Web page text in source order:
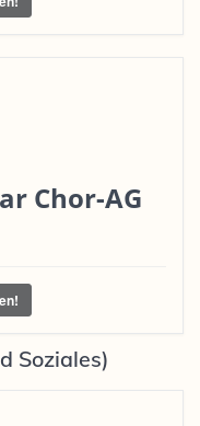
Chor-AG
Soziales)